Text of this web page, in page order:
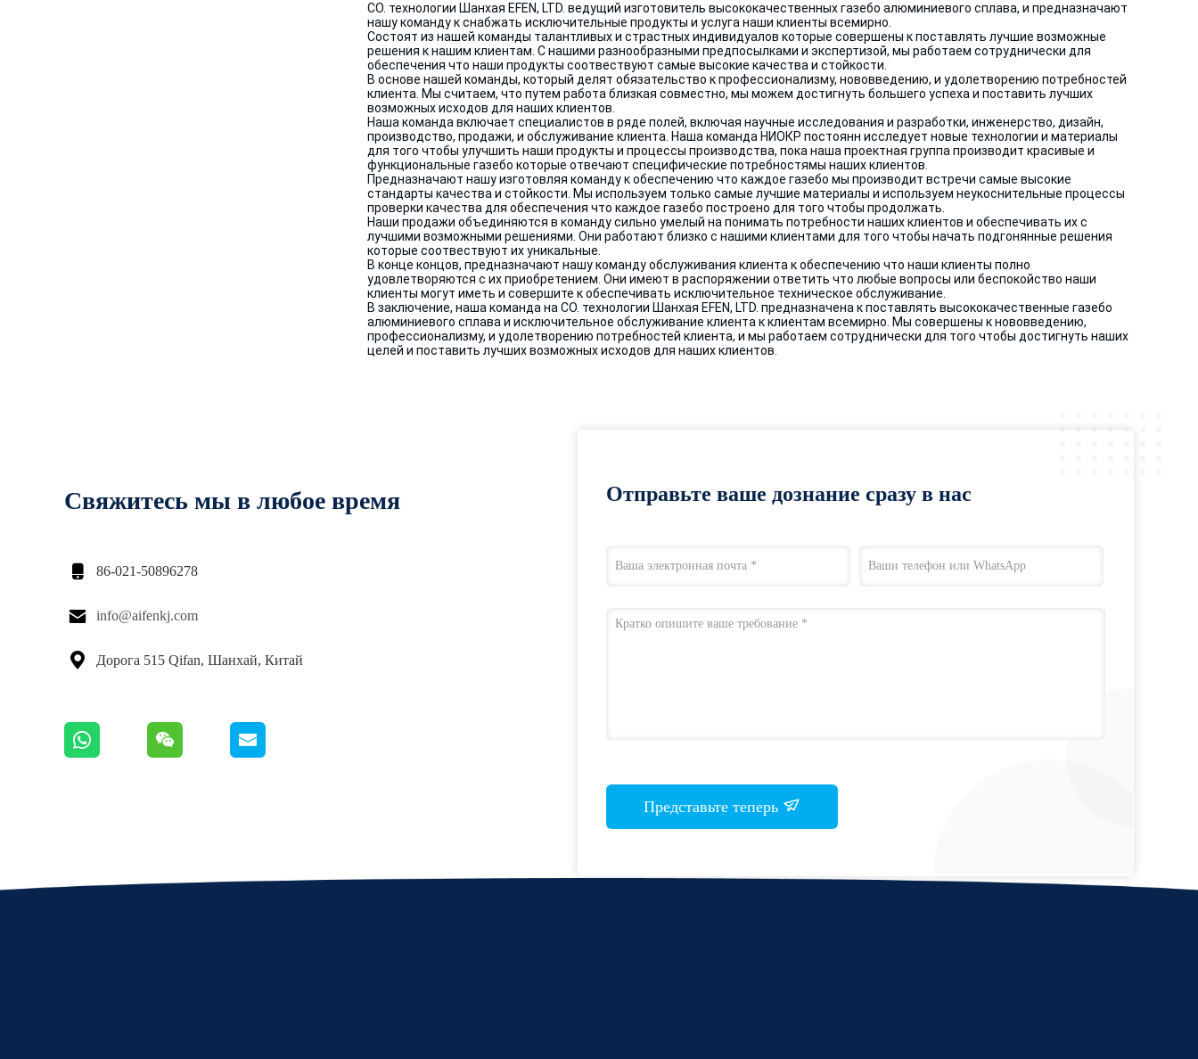
CO. технологии Шанхая EFEN, LTD. ведущий изготовитель высококачественных газебо алюминиевого сплава, и предназначают
нашу команду к снабжать исключительные продукты и услуга наши клиенты всемирно.
Состоят из нашей команды талантливых и страстных индивидуалов которые совершены к поставлять лучшие возможные
решения к нашим клиентам. С нашими разнообразными предпосылками и экспертизой, мы работаем сотруднически для
обеспечения что наши продукты соотвествуют самые высокие качества и стойкости.
В основе нашей команды, который делят обязательство к профессионализму, нововведению, и удолетворению потребностей
клиента. Мы считаем, что путем работа близкая совместно, мы можем достигнуть большего успеха и поставить лучших
возможных исходов для наших клиентов.
Наша команда включает специалистов в ряде полей, включая научные исследования и разработки, инженерство, дизайн,
производство, продажи, и обслуживание клиента. Наша команда НИОКР постоянн исследует новые технологии и материалы
для того чтобы улучшить наши продукты и процессы производства, пока наша проектная группа производит красивые и
функциональные газебо которые отвечают специфические потребностямы наших клиентов.
Предназначают нашу изготовляя команду к обеспечению что каждое газебо мы производит встречи самые высокие
стандарты качества и стойкости. Мы используем только самые лучшие материалы и используем неукоснительные процессы
проверки качества для обеспечения что каждое газебо построено для того чтобы продолжать.
Наши продажи объединяются в команду сильно умелый на понимать потребности наших клиентов и обеспечивать их с
лучшими возможными решениями. Они работают близко с нашими клиентами для того чтобы начать подгонянные решения
которые соотвествуют их уникальные.
В конце концов, предназначают нашукоманду обслуживания клиента к обеспечению что наши клиенты полно
удовлетворяются с их приобретением. Они имеют в распоряжении ответить что любые вопросы или беспокойство наши
клиенты могут иметь и совершите к обеспечивать исключительное техническое обслуживание.
В заключение, наша команда на CO. технологии Шанхая EFEN, LTD. предназначена к поставлять высококачественные газебо
алюминиевого сплава и исключительное обслуживание клиента к клиентам всемирно. Мы совершены к нововведению,
профессионализму, и удолетворению потребностей клиента, и мы работаем сотруднически для того чтобы достигнуть наших
целей и поставить лучших возможных исходов для наших клиентов.
Свяжитесь мы в любое время
 86-021-50896278
 info@aifenkj.com
 Дорога 515 Qifan, Шанхай, Китай
Отправьте ваше дознание сразу в нас
Представьте теперь